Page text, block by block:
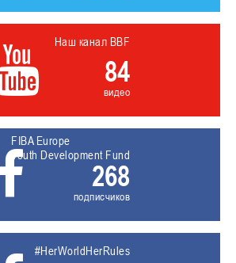
Наш канал BBF
84
видео
FIBA Europe
Youth Development Fund
268
подписчиков
#HerWorldHerRules